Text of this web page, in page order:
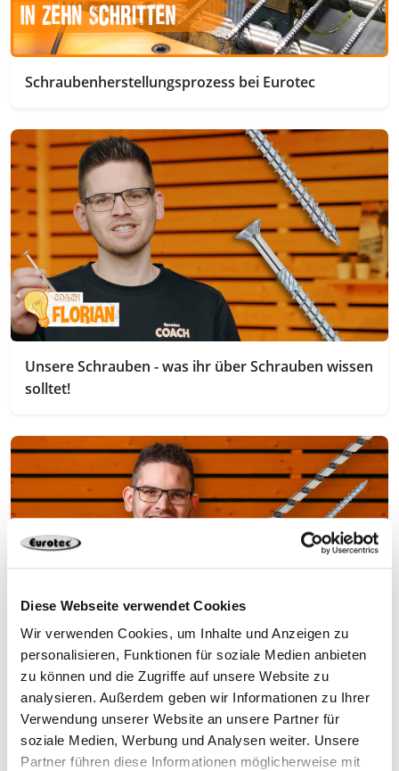
Diese Webseite verwendet Cookies
Wir verwenden Cookies, um Inhalte und Anzeigen zu
personalisieren, Funktionen für soziale Medien anbieten
zu können und die Zugriffe auf unsere Website zu
analysieren. Außerdem geben wir Informationen zu Ihrer
Verwendung unserer Website an unsere Partner für
soziale Medien, Werbung und Analysen weiter. Unsere
Partner führen diese Informationen möglicherweise mit
Schraubenherstellungsprozess bei Eurotec
Unsere Schrauben - was ihr über Schrauben wissen
solltet!
Unsere Schrauben – Richtig Verschrauben